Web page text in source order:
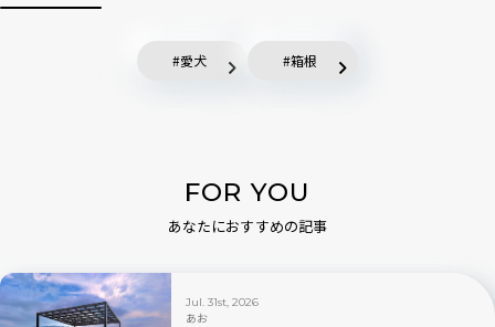
愛犬 箱根
FOR YOU
あなたにおすすめの記事
Jul. 31st, 2026
あお